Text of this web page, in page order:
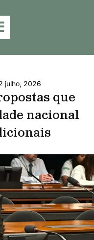
julho, 2026
que
nacional